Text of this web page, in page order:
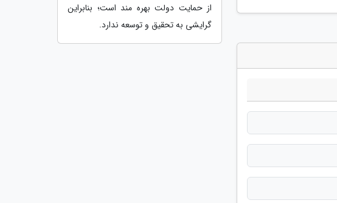
از حمایت دولت بهره مند است؛ بنابراین
گرایشی به تحقیق و توسعه ندارد.